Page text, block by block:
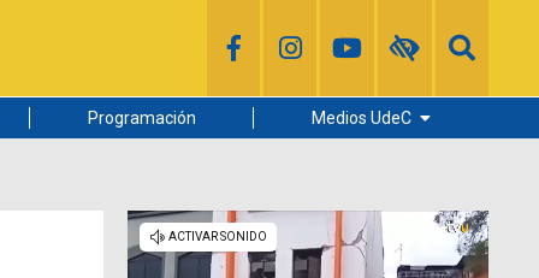
Programación Medios UdeC
Radio UdeC
Noticias UdeC